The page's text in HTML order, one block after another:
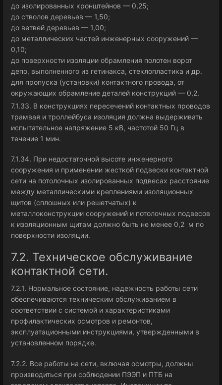
до изолированных кронштейнов — 0,25;
до стволов деревьев — 1,50;
до ветвей деревьев — 1,00;
до металлических частей инженерных сооружений —
0,10;
до поверхности изоляции обрамления полотен ворот
депо, выполненного из гетинакса, стеклопластика и др.
для пропуска (установки) контактного провода, от
окружающих обрамление деталей конструкций — 0,2.
7.1.33. В конструкциях пересечений контактных проводов
трамвая и троллейбуса изоляция должна выдерживать
испытательное напряжение 5 кВ, частотой 50 Гц в
течение 1 мин.
7.1.34. При недостаточной высоте инженерного
сооружения и применении жесткой подвески контактной
сети на потолочных изолированных подвесах расстояние
между металлическими креплениями изоляционных
щитов (сплошных или решетчатых) к
металлоконструкции сооружений и потолочных подвесов
к изоляционным щитам должно быть не менее 0,2 м по
поверхности изоляции.
7.2. Техническое обслуживание
контактной сети.
7.2.1. Нормальное состояние, надежность работы сети
обеспечиваются техническим обслуживанием в
соответствии с системой и характеристиками
профилактических осмотров и ремонтов,
эксплуатационными инструкциями, утвержденными в
установленном порядке.
7.2.2. Все работы на сети, включая осмотры, должны
производиться при соблюдении ПЭЭП и ПТБ на